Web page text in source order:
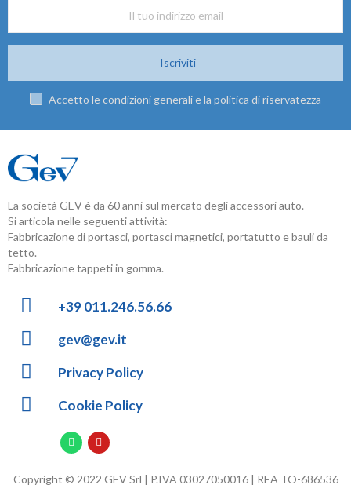
Iscriviti
Accetto le condizioni generali e la politica di riservatezza
La società GEV è da 60 anni sul mercato degli accessori auto.
Si articola nelle seguenti attività:
Fabbricazione di portasci, portasci magnetici, portatutto e bauli da
tetto.
Fabbricazione tappeti in gomma.
+39 011.246.56.66
gev@gev.it
Privacy Policy
Cookie Policy
Copyright © 2022 GEV Srl | P.IVA 03027050016 | REA TO-686536